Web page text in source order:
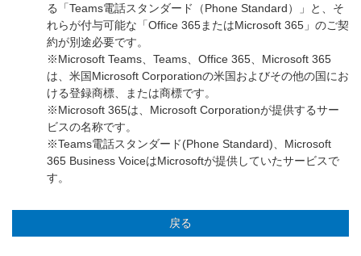
る「Teams電話スタンダード（Phone Standard）」と、そ
れらが付与可能な「Office 365またはMicrosoft 365」のご契
約が別途必要です。
※Microsoft Teams、Teams、Office 365、Microsoft 365
は、米国Microsoft Corporationの米国およびその他の国にお
ける登録商標、または商標です。
※Microsoft 365は、Microsoft Corporationが提供するサー
ビスの名称です。
※Teams電話スタンダード(Phone Standard)、Microsoft
365 Business VoiceはMicrosoftが提供していたサービスで
す。
戻る